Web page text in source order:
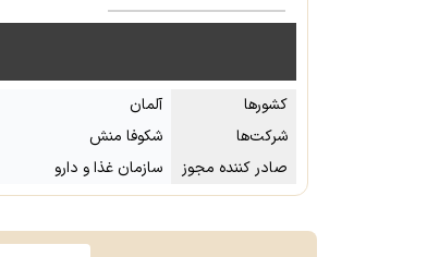
کشور‌ها آلمان
شرکت‌ها
شکوفا منش
صادر کننده مجوز
سازمان غذا و دارو